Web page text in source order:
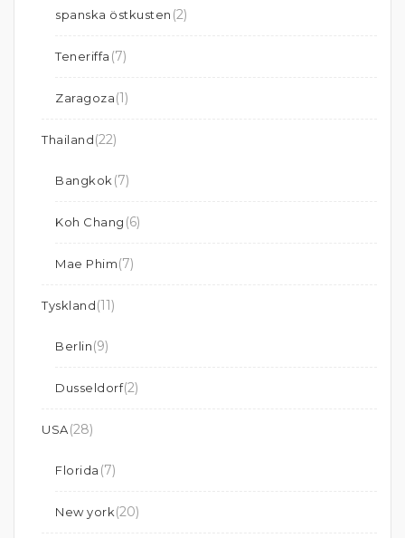
spanska östkusten (2)
Teneriffa (7)
Zaragoza(1)
Thailand(22)
Bangkok (7)
Koh Chang (6)
Mae Phim(7)
Tyskland(11)
Berlin(9)
Dusseldorf(2)
USA(28)
Florida (7)
New york(20)